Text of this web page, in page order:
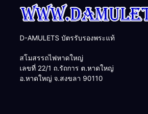
D-AMULETS บัตรรับรองพระแท้
สโมสรรถไฟหาดใหญ่
เลขที่ 22/1 ถ.รัถการ ต.หาดใหญ่
อ.หาดใหญ่ จ.สงขลา 90110